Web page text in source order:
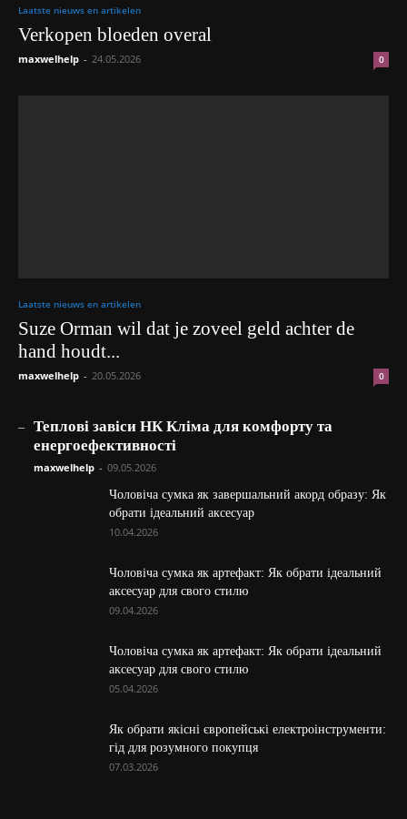
Laatste nieuws en artikelen
Verkopen bloeden overal
maxwelhelp - 24.05.2026 0
Laatste nieuws en artikelen
Suze Orman wil dat je zoveel geld achter de
hand houdt...
maxwelhelp - 20.05.2026 0
Теплові завіси НК Кліма для комфорту та
енергоефективності
maxwelhelp - 09.05.2026
Чоловіча сумка як завершальний акорд образу: Як
обрати ідеальний аксесуар
10.04.2026
Чоловіча сумка як артефакт: Як обрати ідеальний
аксесуар для свого стилю
09.04.2026
Чоловіча сумка як артефакт: Як обрати ідеальний
аксесуар для свого стилю
05.04.2026
Як обрати якісні європейські електроінструменти:
гід для розумного покупця
07.03.2026